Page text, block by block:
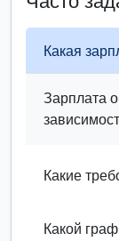
Какая
Зарплата
Какие
Какой